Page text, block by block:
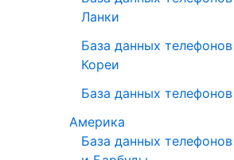
Ланки
База данных
Кореи
База данных
Америка
База данных телефонов